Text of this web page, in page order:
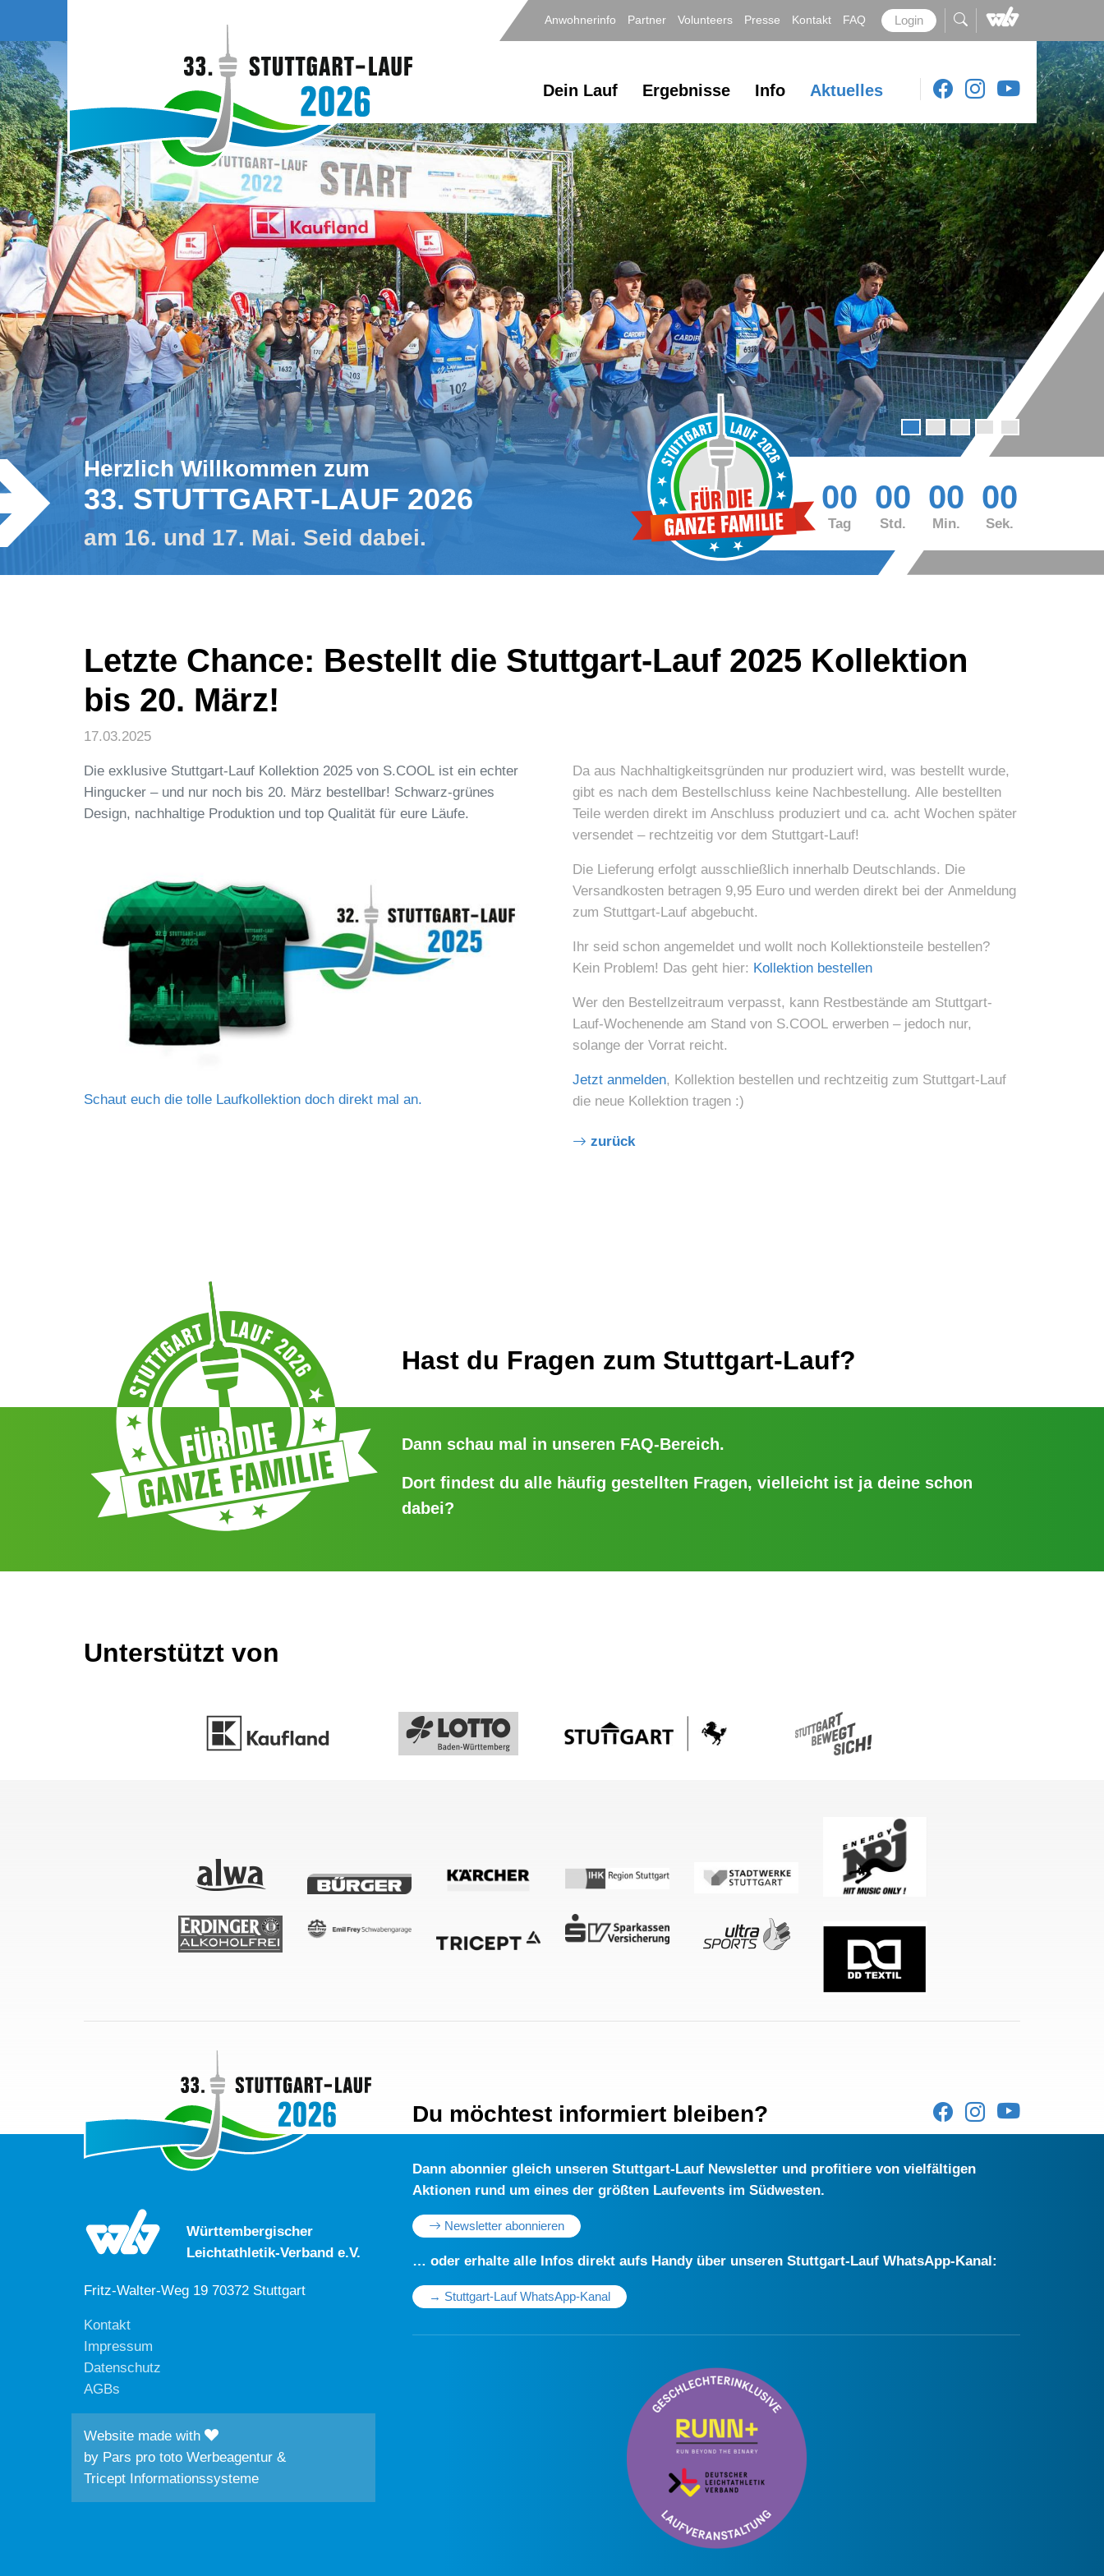
Anwohnerinfo Partner Volunteers Presse Kontakt FAQ Login
Dein Lauf Ergebnisse Info Aktuelles
Herzlich Willkommen zum
33. STUTTGART-LAUF 2026
am 16. und 17. Mai. Seid dabei.
00
Tag
00
Std.
00
Min.
00
Sek.
Letzte Chance: Bestellt die Stuttgart-Lauf 2025 Kollektion
bis 20. März!
17.03.2025
Die exklusive Stuttgart-Lauf Kollektion 2025 von S.COOL ist ein echter
Hingucker – und nur noch bis 20. März bestellbar! Schwarz-grünes
Design, nachhaltige Produktion und top Qualität für eure Läufe.
Schaut euch die tolle Laufkollektion doch direkt mal an.
Da aus Nachhaltigkeitsgründen nur produziert wird, was bestellt wurde,
gibt es nach dem Bestellschluss keine Nachbestellung. Alle bestellten
Teile werden direkt im Anschluss produziert und ca. acht Wochen später
versendet – rechtzeitig vor dem Stuttgart-Lauf!
Die Lieferung erfolgt ausschließlich innerhalb Deutschlands. Die
Versandkosten betragen 9,95 Euro und werden direkt bei der Anmeldung
zum Stuttgart-Lauf abgebucht.
Ihr seid schon angemeldet und wollt noch Kollektionsteile bestellen?
Kein Problem! Das geht hier: Kollektion bestellen
Wer den Bestellzeitraum verpasst, kann Restbestände am Stuttgart-
Lauf-Wochenende am Stand von S.COOL erwerben – jedoch nur,
solange der Vorrat reicht.
Jetzt anmelden, Kollektion bestellen und rechtzeitig zum Stuttgart-Lauf
die neue Kollektion tragen :)
zurück
Hast du Fragen zum Stuttgart-Lauf?
Dann schau mal in unseren FAQ-Bereich.
Dort findest du alle häufig gestellten Fragen, vielleicht ist ja deine schon
dabei?
Unterstützt von
Du möchtest informiert bleiben?
Württembergischer
Leichtathletik-Verband e.V.
Fritz-Walter-Weg 19 70372 Stuttgart
Kontakt
Impressum
Datenschutz
AGBs
Website made with
by Pars pro toto Werbeagentur &
Tricept Informationssysteme
Dann abonnier gleich unseren Stuttgart-Lauf Newsletter und profitiere von vielfältigen
Aktionen rund um eines der größten Laufevents im Südwesten.
Newsletter abonnieren
… oder erhalte alle Infos direkt aufs Handy über unseren Stuttgart-Lauf WhatsApp-Kanal:
→ Stuttgart-Lauf WhatsApp-Kanal